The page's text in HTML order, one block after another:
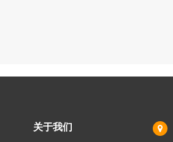
关于我们